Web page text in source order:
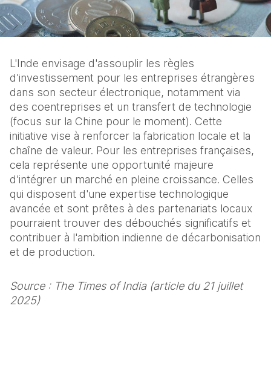
L'Inde envisage d'assouplir les règles
d'investissement pour les entreprises étrangères
dans son secteur électronique, notamment via
des coentreprises et un transfert de technologie
(focus sur la Chine pour le moment). Cette
initiative vise à renforcer la fabrication locale et la
chaîne de valeur. Pour les entreprises françaises,
cela représente une opportunité majeure
d'intégrer un marché en pleine croissance. Celles
qui disposent d'une expertise technologique
avancée et sont prêtes à des partenariats locaux
pourraient trouver des débouchés significatifs et
contribuer à l'ambition indienne de décarbonisation
et de production.
Source : The Times of India (article du 21 juillet
2025)